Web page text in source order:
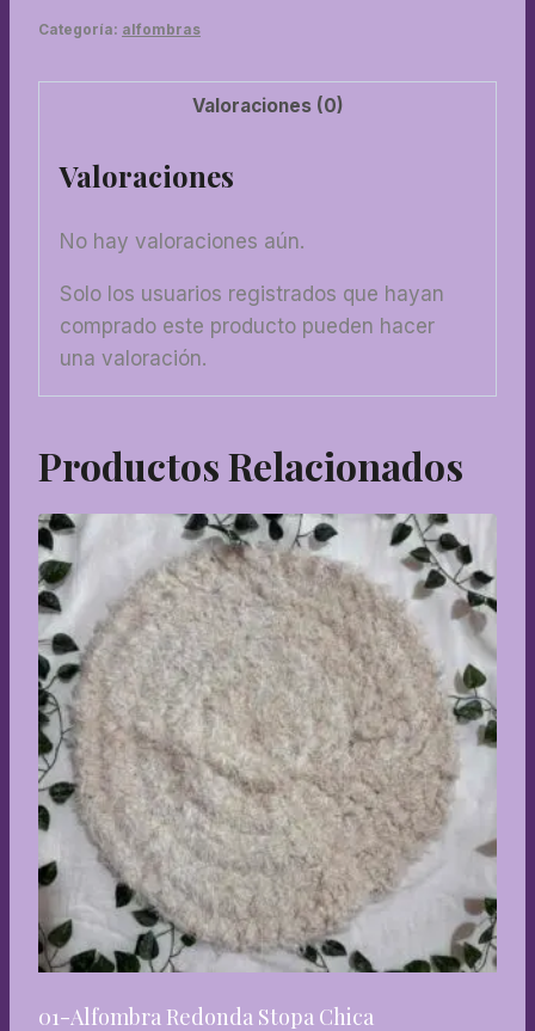
Categoría: alfombras
Valoraciones (0)
Valoraciones
No hay valoraciones aún.
Solo los usuarios registrados que hayan
comprado este producto pueden hacer
una valoración.
Productos Relacionados
01-Alfombra Redonda Stopa Chica